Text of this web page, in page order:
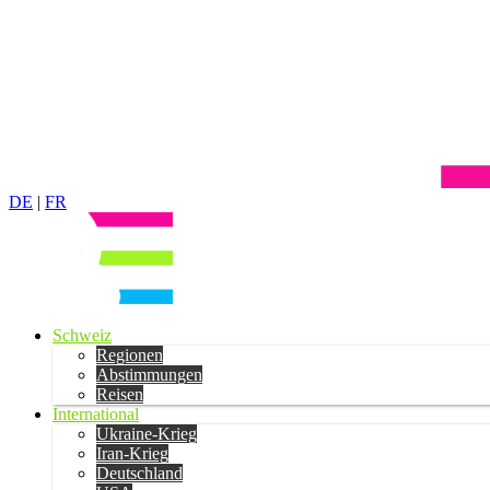
DE | FR
Schweiz
Regionen
Abstimmungen
Reisen
International
Ukraine-Krieg
Iran-Krieg
Deutschland